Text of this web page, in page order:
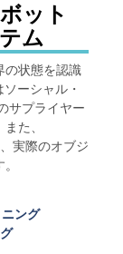
ット
ム
の状態を認識
ーシャル・
サプライヤー
た、
実際のオブジ
ング